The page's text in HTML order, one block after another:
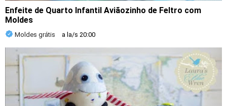
Enfeite de Quarto Infantil Aviãozinho de Feltro com
Moldes
Moldes grátis a la/s 20:00